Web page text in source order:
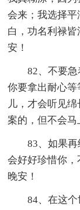
会来；我选择
白，功名利禄
安！
82、不要
你要拿出耐心
儿，才会听见
案的，但不会马
83、如果
会好好珍惜你，
晚安！
84、在这